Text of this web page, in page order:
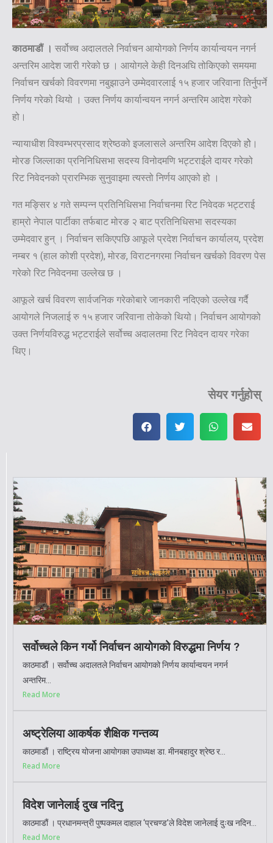
काठमाडौं । सर्वोच्च अदालतले निर्वाचन आयोगको निर्णय कार्यान्वयन नगर्न
अन्तरिम आदेश जारी गरेको छ । आयोगले केही दिनअघि तोकिएको समयमा
निर्वाचन खर्चको विवरणमा नबुझाउने उम्मेदवारलाई १५ हजार जरिवाना तिर्नुपर्ने
निर्णय गरेको थियो । उक्त निर्णय कार्यान्वयन नगर्न अन्तरिम आदेश गरेको
हो।
न्यायाधीश विश्वम्भरप्रसाद श्रेष्ठको इजलासले अन्तरिम आदेश दिएको होे।
मोरङ जिल्लाका प्रनिनिधिसभा सदस्य विनोदमणि भट्टराईले दायर गरेको
रिट निवेदनको प्रारम्भिक सुनुवाइमा त्यस्तो निर्णय आएको हो ।
गत मङ्सिर ४ गते सम्पन्न प्रतिनिधिसभा निर्वाचनमा रिट निवेदक भट्टराई
हाम्रो नेपाल पार्टीका तर्फबाट मोरङ २ बाट प्रतिनिधिसभा सदस्यका
उम्मेदवार हुन् । निर्वाचन सकिएपछि आफूले प्रदेश निर्वाचन कार्यालय, प्रदेश
नम्बर १ (हाल कोशी प्रदेश), मोरङ, विराटनगरमा निर्वाचन खर्चको विवरण पेस
गरेको रिट निवेदनमा उल्लेख छ ।
आफूले खर्च विवरण सार्वजनिक गरेकोबारे जानकारी नदिएको उल्लेख गर्दै
आयोगले निजलाई रु १५ हजार जरिवाना तोकेको थियो। निर्वाचन आयोगको
उक्त निर्णयविरुद्ध भट्टराईले सर्वोच्च अदालतमा रिट निवेदन दायर गरेका
थिए।
सेयर गर्नुहोस्
सर्वोच्चले किन गर्यो निर्वाचन आयोगको विरुद्धमा निर्णय ?
काठमाडौं । सर्वोच्च अदालतले निर्वाचन आयोगको निर्णय कार्यान्वयन नगर्न
अन्तरिम...
Read More
अष्ट्रेलिया आकर्षक शैक्षिक गन्तव्य
काठमाडौं । राष्ट्रिय योजना आयोगका उपाध्यक्ष डा. मीनबहादुर श्रेष्ठ र...
Read More
विदेश जानेलाई दुख नदिनु
काठमाडौं । प्रधानमन्त्री पुष्पकमल दाहाल ‘प्रचण्ड’ले विदेश जानेलाई दुःख नदिन...
Read More